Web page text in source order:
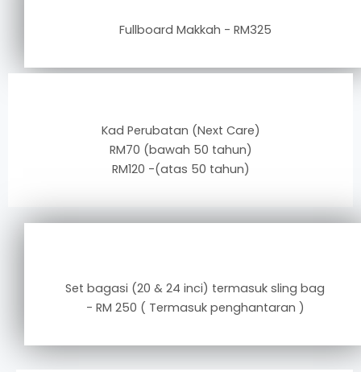
Fullboard Makkah - RM325
Kad Perubatan (Next Care)
RM70 (bawah 50 tahun)
RM120 -(atas 50 tahun)
Set bagasi (20 & 24 inci) termasuk sling bag
- RM 250 ( Termasuk penghantaran )